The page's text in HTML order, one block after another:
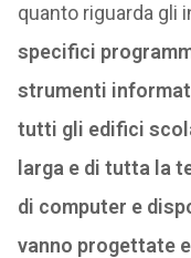
quanto riguarda gli
specifici
strumenti
tutti gli edifici
larga e di tutta la
di computer e
vanno progettate